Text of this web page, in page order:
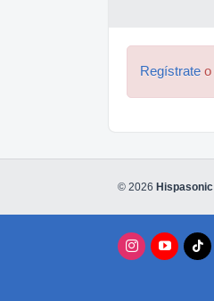
Regístrate o
© 2026 Hispasonic